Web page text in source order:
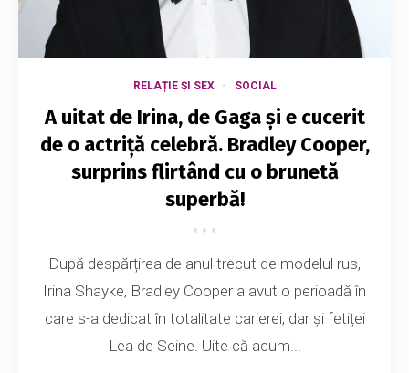
RELAȚIE ȘI SEX SOCIAL
A uitat de Irina, de Gaga și e cucerit
de o actriță celebră. Bradley Cooper,
surprins flirtând cu o brunetă
superbă!
După despărțirea de anul trecut de modelul rus,
Irina Shayke, Bradley Cooper a avut o perioadă în
care s-a dedicat în totalitate carierei, dar și fetiței
Lea de Seine. Uite că acum...